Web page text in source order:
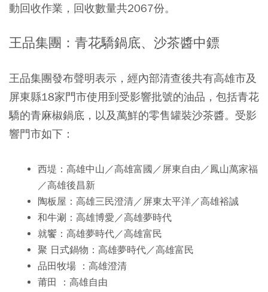
動回收作業，回收數量共2067份。
王品集團：青花驕鍋底、沙茶醬中鏢
王品集團發布聲明表示，經內部清查後共有高雄市及
屏東縣18家門市使用到受影響批號的油品，包括青花
驕的青麻椒鍋底，以及萬鮮的零售罐裝沙茶醬。受影
響門市如下：
西堤：高雄中山／高雄富國／屏東自由／鳳山萬家福
／高雄後昌新
陶板屋：高雄三民澄清／屏東太平洋／高雄裕誠
和牛涮：高雄博愛／高雄夢時代
就饗：高雄夢時代／高雄富民
聚 日式鍋物：高雄夢時代／高雄富民
品田牧場 ：高雄澄清
莆田 ：高雄自由